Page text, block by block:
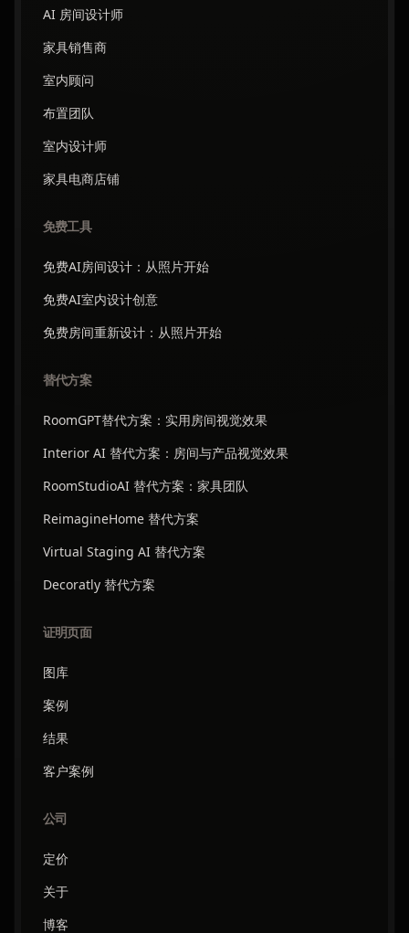
AI 房间设计师
家具销售商
室内顾问
布置团队
室内设计师
家具电商店铺
免费工具
免费AI房间设计：从照片开始
免费AI室内设计创意
免费房间重新设计：从照片开始
替代方案
RoomGPT替代方案：实用房间视觉效果
Interior AI 替代方案：房间与产品视觉效果
RoomStudioAI 替代方案：家具团队
ReimagineHome 替代方案
Virtual Staging AI 替代方案
Decoratly 替代方案
证明页面
图库
案例
结果
客户案例
公司
定价
关于
博客